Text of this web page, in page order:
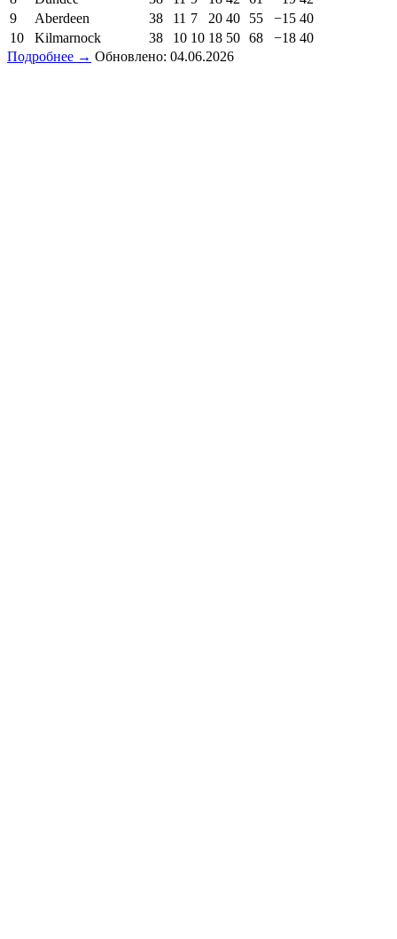
9
Aberdeen 38 11 7 20 40 55 −15 40
10
Kilmarnock 38 10 10 18 50 68 −18 40
Подробнее → Обновлено: 04.06.2026